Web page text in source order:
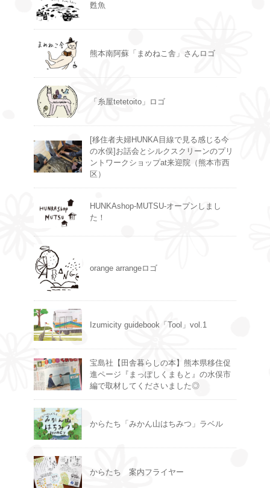
甦魚
熊本南阿蘇「まめねこ舎」さんロゴ
「糸屋tetetoito」ロゴ
[移住者夫婦HUNKA目線で見る感じる今
の水俣]お話会とシルクスクリーンのプリ
ントワークショップat来迎院（熊本市西
区）
HUNKAshop-MUTSU-オープンしまし
た！
orange arrangeロゴ
Izumicity guidebook「Tool」vol.1
宝島社【田舎暮らしの本】熊本県移住促
進ページ『まっぽしくまもと』の水俣市
編で取材してくださいました◎
からたち「みかん山はちみつ」ラベル
からたち 案内フライヤー